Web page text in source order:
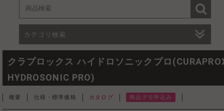
カテゴリ検索
クラプロックス ハイドロソニックプロ
HYDROSONIC PRO)
概要 仕様・標準価格 カタログ 商品デモ申込み